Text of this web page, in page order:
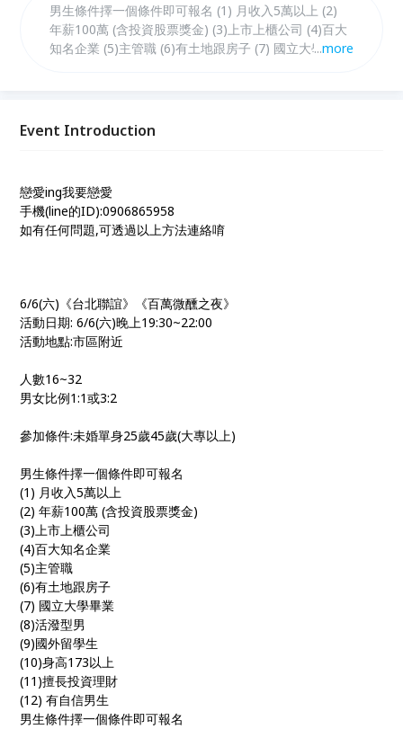
男生條件擇一個條件即可報名 (1) 月收入5萬以上 (2)
年薪100萬 (含投資股票獎金) (3)上市上櫃公司 (4)百大
知名企業 (5)主管職 (6)有土地跟房子 (7) 國立大學畢業
...more
Event Introduction
戀愛ing我要戀愛
手機(line的ID):0906865958
如有任何問題,可透過以上方法連絡唷
6/6(六)《台北聯誼》《百萬微醺之夜》
活動日期: 6/6(六)晚上19:30~22:00
活動地點:市區附近
人數16~32
男女比例1:1或3:2
參加條件:未婚單身25歲45歲(大專以上)
男生條件擇一個條件即可報名
(1) 月收入5萬以上
(2) 年薪100萬 (含投資股票獎金)
(3)上市上櫃公司
(4)百大知名企業
(5)主管職
(6)有土地跟房子
(7) 國立大學畢業
(8)活潑型男
(9)國外留學生
(10)身高173以上
(11)擅長投資理財
(12) 有自信男生
男生條件擇一個條件即可報名